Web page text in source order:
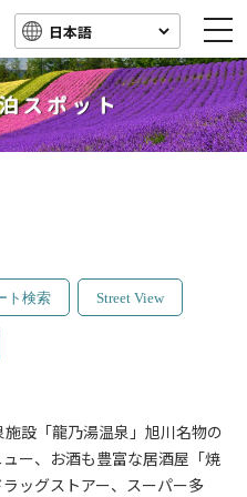
スポット
ト検索 Street View
設「龍乃湯温泉」旭川名物の
ー、お酒も豊富な居酒屋「焼
ッグストアー、スーパー多